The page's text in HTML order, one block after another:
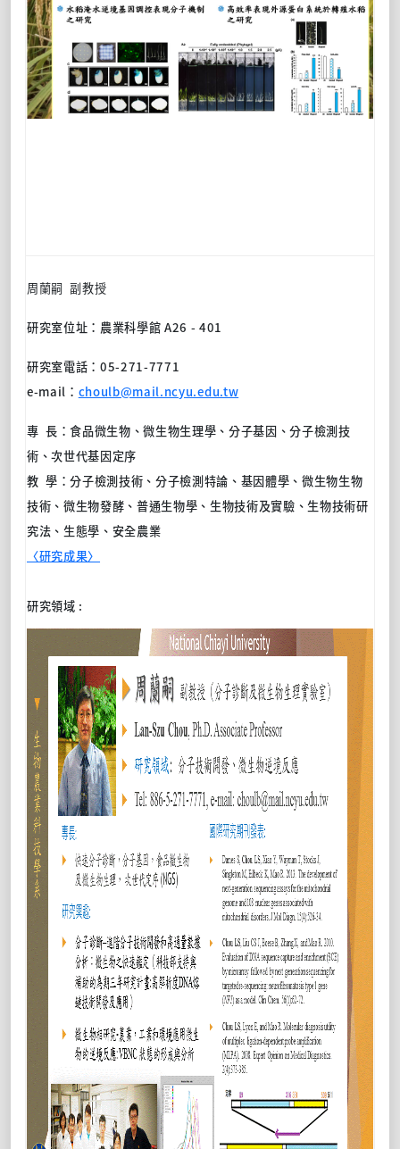
周蘭嗣 副教授
研究室位址： 農業科學館 A26 - 401
研究室電話：05-271-7771
e-mail ： choulb@mail.ncyu.edu.tw
專 長：食品微生物、微生物生理學、分子基因、分子檢測技
術、次世代基因定序
教 學：分子檢測技術、分子檢測特論、基因體學、微生物生物
技術、微生物發酵、普通生物學、生物技術及實驗、生物技術研
究法、生態學、安全農業
〈研究成果〉
研究領域 :